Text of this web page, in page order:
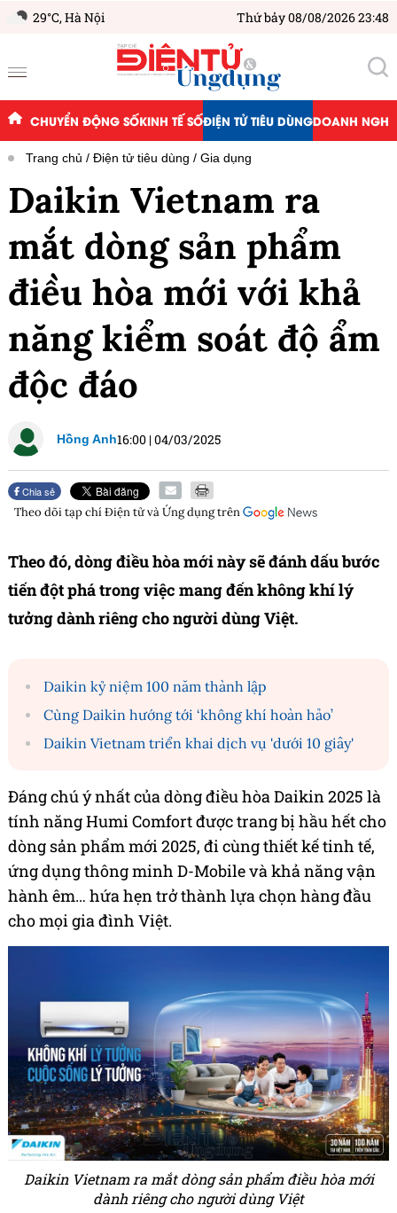
29°C,Hà Nội Thứ bảy 08/08/2026 23:48
CHUYỂN ĐỘNG SỐKINH TẾ SỐĐIỆN TỬ TIÊU DÙNGDOANH
Trang chủ Điện tử tiêu dùng Gia dụng
Daikin Vietnam ra
mắt dòng sản phẩm
điều hòa mới với khả
năng kiểm soát độ ẩm
độc đáo
Hồng Anh16:00 |04/03/2025
Chia sẻ
Theo dõi tạp chíĐiện tử và Ứng dụngtrên
Theo đó, dòng điều hòa mới này sẽ đánh dấu bước
tiến đột phá trong việc mang đến không khí lý
tưởng dành riêng cho người dùng Việt.
Daikin kỷ niệm 100 năm thành lập
Cùng Daikin hướng tới ‘không khí hoàn hảo’
Daikin Vietnam triển khai dịch vụ 'dưới 10 giây'
Đáng chú ý nhất của dòng điều hòa Daikin 2025 là
tính năng Humi Comfort được trang bị hầu hết cho
dòng sản phẩm mới 2025, đi cùng thiết kế tinh tế,
ứng dụng thông minh D-Mobile và khả năng vận
hành êm… hứa hẹn trở thành lựa chọn hàng đầu
cho mọi gia đình Việt.
Daikin Vietnam ra mắt dòng sản phẩm điều hòa mới
dành riêng cho người dùng Việt